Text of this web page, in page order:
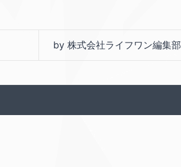
by 株式会社ライフワン編集部